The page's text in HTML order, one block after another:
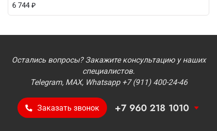
6 744 ₽
Остались вопросы? Закажите консультацию у наших
специалистов.
Telegram, MAX, Whatsapp +7 (911) 400-24-46
Заказать звонок +7 960 218 1010